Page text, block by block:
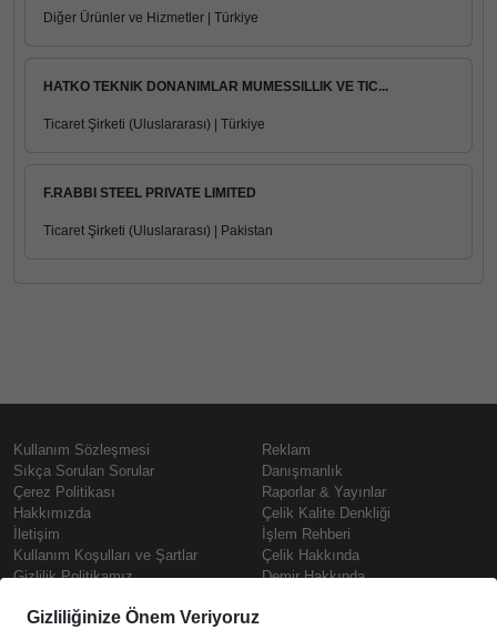
Diğer Ürünler ve Hizmetler | Türkiye
HATKO TEKNIK DONANIMLAR MUMESSILLIK VE TIC...
Ticaret Şirketi (Uluslararası) | Türkiye
F.RABBI STEEL PRIVATE LIMITED
Ticaret Şirketi (Uluslararası) | Pakistan
Kullanım Sözleşmesi
Sıkça Sorulan Sorular
Çerez Politikası
Hakkımızda
İletişim
Kullanım Koşulları ve Şartlar
Gizlilik Politikamız
Prime
Reklam
Danışmanlık
Raporlar & Yayınlar
Çelik Kalite Denkliği
İşlem Rehberi
Çelik Hakkında
Demir Hakkında